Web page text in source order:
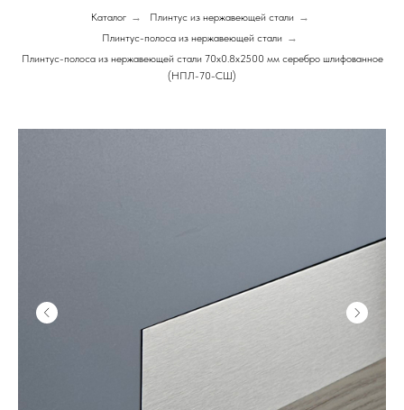
Каталог → Плинтус из нержавеющей стали →
Плинтус-полоса из нержавеющей стали →
Плинтус-полоса из нержавеющей стали 70х0.8х2500 мм серебро шлифованное
(НПЛ-70-СШ)